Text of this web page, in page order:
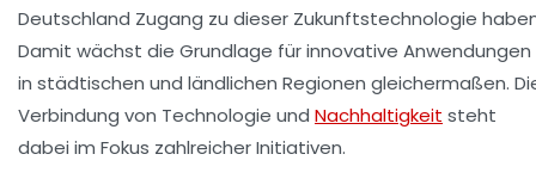
Deutschland Zugang zu dieser Zukunftstechnologie
Damit wächst die Grundlage für innovative Anwendungen
in städtischen und ländlichen Regionen gleichermaßen.
Verbindung von Technologie und Nachhaltigkeit steht
dabei im Fokus zahlreicher Initiativen.